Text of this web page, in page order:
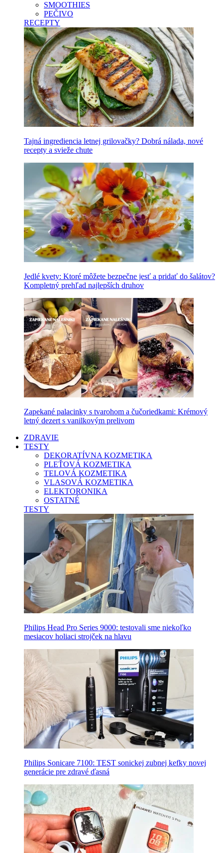
SMOOTHIES
PEČIVO
RECEPTY
Tajná ingrediencia letnej grilovačky? Dobrá nálada, nové
recepty a svieže chute
Jedlé kvety: Ktoré môžete bezpečne jesť a pridať do šalátov?
Kompletný prehľad najlepších druhov
Zapekané palacinky s tvarohom a čučoriedkami: Krémový
letný dezert s vanilkovým prelivom
ZDRAVIE
TESTY
DEKORATÍVNA KOZMETIKA
PLEŤOVÁ KOZMETIKA
TELOVÁ KOZMETIKA
VLASOVÁ KOZMETIKA
ELEKTORONIKA
OSTATNÉ
TESTY
Philips Head Pro Series 9000: testovali sme niekoľko
mesiacov holiaci strojček na hlavu
Philips Sonicare 7100: TEST sonickej zubnej kefky novej
generácie pre zdravé ďasná